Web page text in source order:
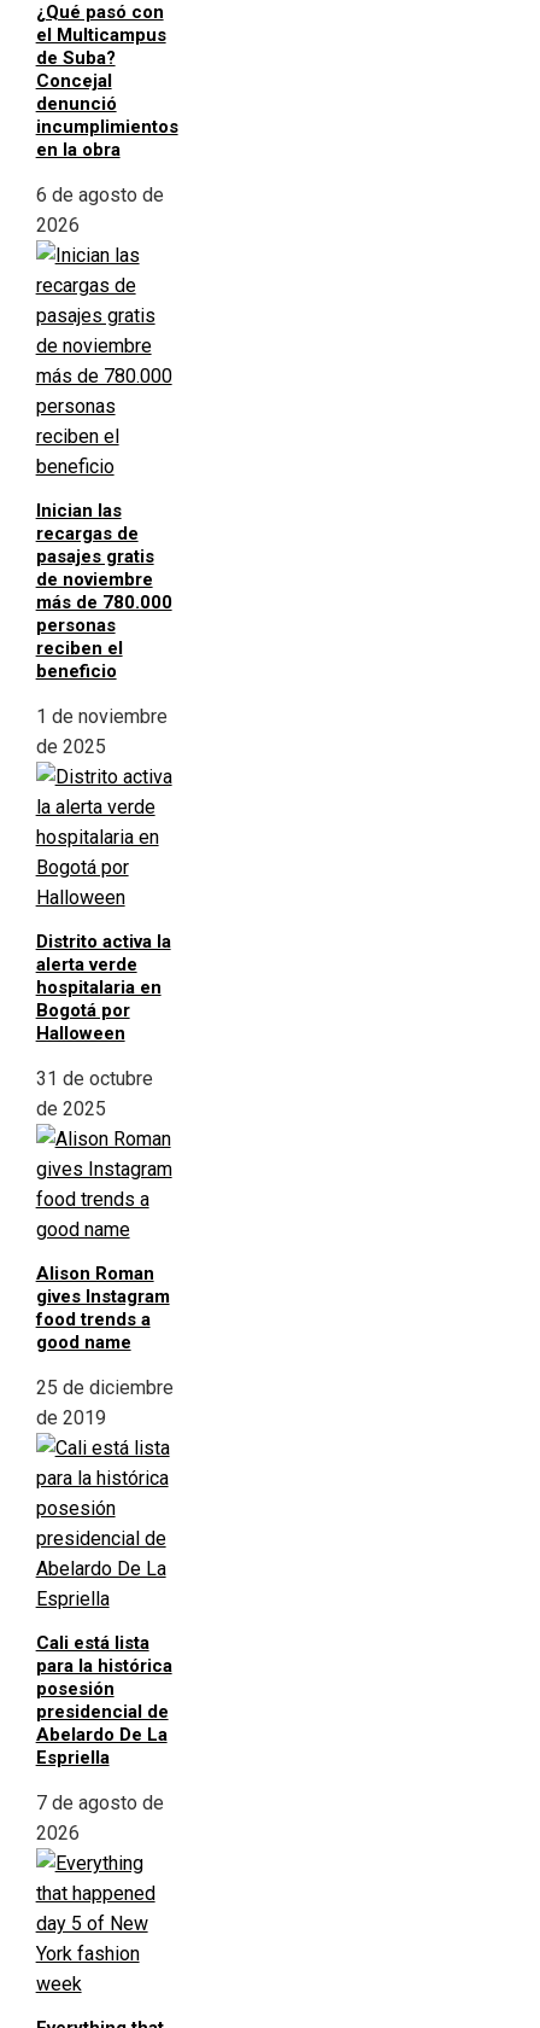
¿Qué pasó con
el Multicampus
de Suba?
Concejal
denunció
incumplimientos
en la obra
6 de agosto de
2026
Inician las
recargas de
pasajes gratis
de noviembre
más de 780.000
personas
reciben el
beneficio
1 de noviembre
de 2025
Distrito activa la
alerta verde
hospitalaria en
Bogotá por
Halloween
31 de octubre
de 2025
Alison Roman
gives Instagram
food trends a
good name
25 de diciembre
de 2019
Cali está lista
para la histórica
posesión
presidencial de
Abelardo De La
Espriella
7 de agosto de
2026